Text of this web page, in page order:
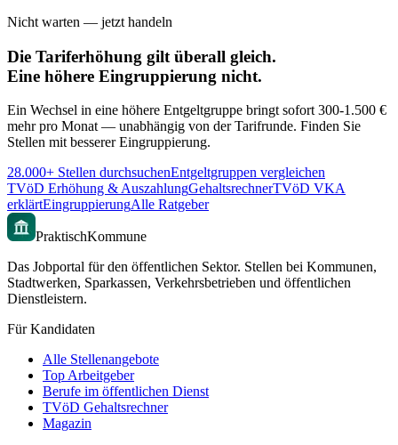
Nicht warten — jetzt handeln
Die Tariferhöhung gilt überall gleich.
Eine höhere Eingruppierung nicht.
Ein Wechsel in eine höhere Entgeltgruppe bringt sofort 300-1.500 €
mehr pro Monat — unabhängig von der Tarifrunde. Finden Sie
Stellen mit besserer Eingruppierung.
28.000+ Stellen durchsuchenEntgeltgruppen vergleichen
TVöD Erhöhung & AuszahlungGehaltsrechnerTVöD VKA
erklärtEingruppierungAlle Ratgeber
PraktischKommune
Das Jobportal für den öffentlichen Sektor. Stellen bei Kommunen,
Stadtwerken, Sparkassen, Verkehrsbetrieben und öffentlichen
Dienstleistern.
Für Kandidaten
Alle Stellenangebote
Top Arbeitgeber
Berufe im öffentlichen Dienst
TVöD Gehaltsrechner
Magazin